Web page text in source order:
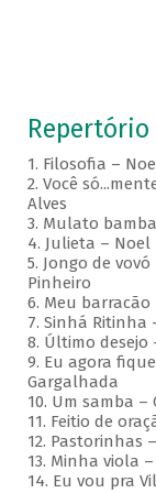
Repertório
1. Filosofia –
2. Você
Alves
3. Mulato
4. Julieta – Noel
5. Jongo de
Pinheiro
6. Meu barracão
7. Sinhá Ritinha
8. Último desejo
9. Eu agora
Gargalhada
10. Um samba –
11. Feitio de
12. Pastorinhas
13. Minha viola
14. Eu vou pra